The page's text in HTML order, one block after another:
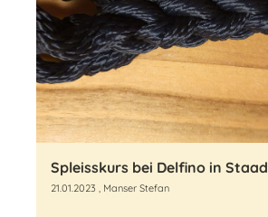
Spleisskurs bei Delfino in Staad
21.01.2023 , Manser Stefan